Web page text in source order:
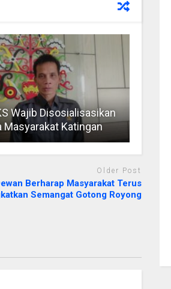
Wajib Disosialisasikan
Masyarakat Katingan
Older Post
Berharap Masyarakat Terus
Semangat Gotong Royong